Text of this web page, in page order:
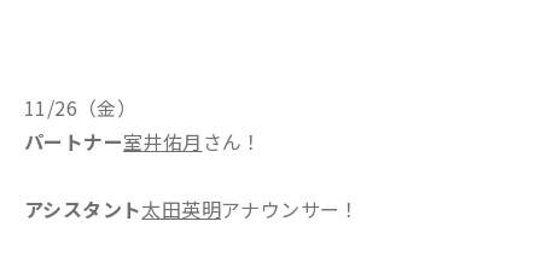
11/26（金）
パートナー室井佑月 さん！
アシスタント太田英明アナウンサー！